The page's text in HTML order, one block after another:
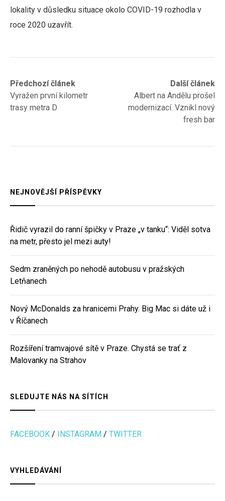
lokality v důsledku situace okolo COVID-19 rozhodla v
roce 2020 uzavřít.
Navigace
pro
příspěvek
Předchozí článek
Previous
post:Vyražen první kilometr
trasy metra D
Další článek
Next
post:
Albert na Andělu prošel
modernizací. Vznikl nový
fresh bar
NEJNOVĚJŠÍ PŘÍSPĚVKY
Řidič vyrazil do ranní špičky v Praze „v tanku“: Viděl sotva
na metr, přesto jel mezi auty!
Sedm zraněných po nehodě autobusu v pražských
Letňanech
Nový McDonalds za hranicemi Prahy. Big Mac si dáte už i
v Říčanech
Rozšíření tramvajové sítě v Praze. Chystá se trať z
Malovanky na Strahov
SLEDUJTE NÁS NA SÍTÍCH
FACEBOOK / INSTAGRAM / TWITTER
VYHLEDÁVÁNÍ